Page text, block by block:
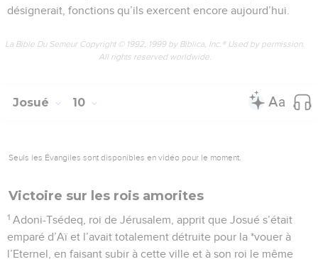
désignerait, fonctions qu’ils exercent encore aujourd’hui.
La Bible Du Semeur Copyright © 1992, 1999 by Biblica, Inc.® Used by permission.
All rights reserved worldwide.
Josué 10
Seuls les Évangiles sont disponibles en vidéo pour le moment.
Victoire sur les rois amorites
1 Adoni-Tsédeq, roi de Jérusalem, apprit que Josué s’était
emparé d’Aï et l’avait totalement détruite pour la *vouer à
l’Eternel, en faisant subir à cette ville et à son roi le même